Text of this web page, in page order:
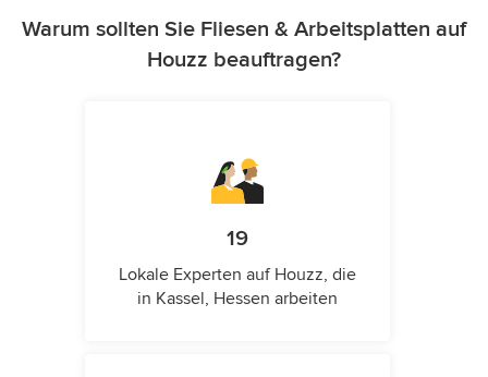
Warum sollten Sie Fliesen & Arbeitsplatten auf
Houzz beauftragen?
19
Lokale Experten auf Houzz, die
in Kassel, Hessen arbeiten